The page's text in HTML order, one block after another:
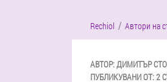
Rechiol Автори на
АВТОР:ДИМИТЪР
ПУБЛИКУВАНИ ОТ:2